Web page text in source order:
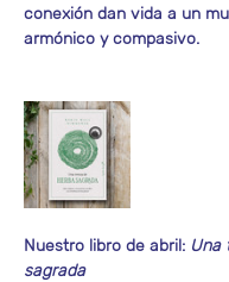
conexión dan vida a un
armónico y compasivo.
Nuestro libro de abril: Una
sagrada